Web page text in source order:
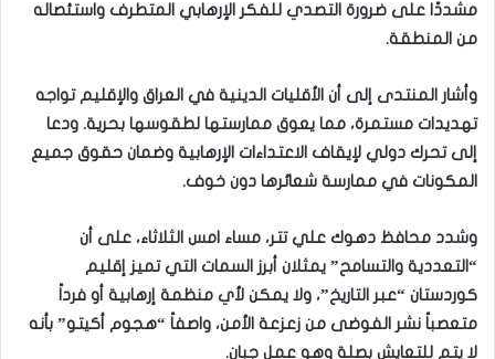
مشددًا على ضرورة التصدي للفكر الإرهابي المتطرف واستئصاله
من المنطقة.
وأشار المنتدى إلى أن الأقليات الدينية في العراق والإقليم تواجه
تهديدات مستمرة، مما يعوق ممارستها لطقوسها بحرية. ودعا
إلى تحرك دولي لإيقاف الاعتداءات الإرهابية وضمان حقوق جميع
المكونات في ممارسة شعائرها دون خوف.
وشدد محافظ دهوك علي تتر، مساء امس الثلاثاء، على أن
“التعددية والتسامح” يمثلان أبرز السمات التي تميز إقليم
كوردستان “عبر التاريخ”، ولا يمكن لأي منظمة إرهابية أو فرداً
متعصباً نشر الفوضى من زعزعة الأمن، واصفاً “هجوم أكيتو” بأنه
لا يتم للتعايش بصلة وهو عمل جبان.